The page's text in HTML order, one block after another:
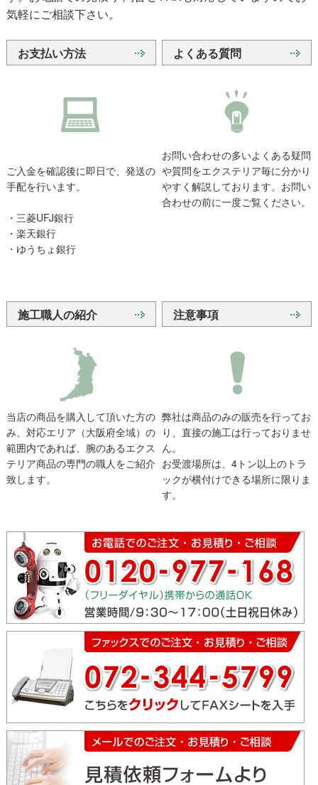
気軽にご相談下さい。
お支払い方法
ご入金を確認後に即日で、発送の
手配を行います。
・三菱UFJ銀行
・楽天銀行
・ゆうちょ銀行
よくある質問
お問い合わせの多いよくある疑問
や質問をエクステリア毎に分かり
やすく解説しております。お問い
合わせの前に一度ご覧ください。
施工職人の紹介
当店の商品を購入して頂いた方の
み、対応エリア（大阪府全域）の
範囲内であれば、腕のあるエクス
テリア商品の専門の職人をご紹介
致します。
注意事項
弊社は商品のみの販売を行ってお
り、直接の施工は行っておりませ
ん。
お受渡場所は、4トン以上のトラ
ックが横付けできる場所に限りま
す。